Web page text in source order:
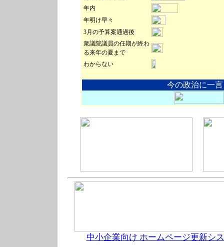
年内
年明け早々
3月の予算案通過後
衆議院議員の任期が終わ
る来年の夏まで
わからない
今の政治に一
中小企業向け ホームページ更新シ